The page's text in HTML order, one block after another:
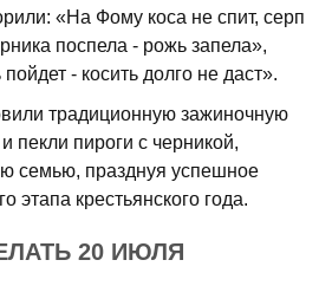
«На Фому коса не спит, серп
поспела - рожь запела»,
- косить долго не даст».
традиционную зажиночную
пекли пироги с черникой,
семью, празднуя успешное
этапа крестьянского года.
20 ИЮЛЯ